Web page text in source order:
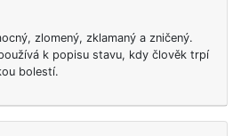
zlomený, zklamaný a zničený.
k popisu stavu, kdy člověk trpí
bolestí.